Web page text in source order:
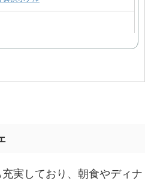
実しており、朝食やディナ